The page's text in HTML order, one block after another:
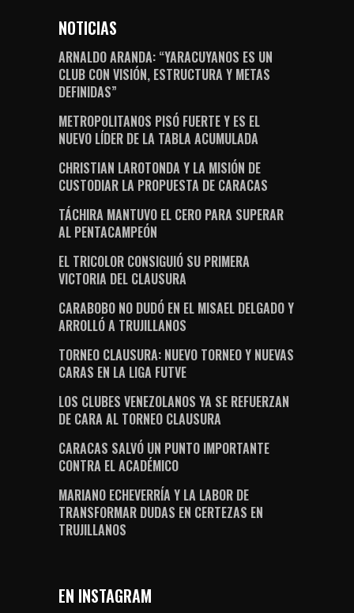
NOTICIAS
ARNALDO ARANDA: “YARACUYANOS ES UN
CLUB CON VISIÓN, ESTRUCTURA Y METAS
DEFINIDAS”
METROPOLITANOS PISÓ FUERTE Y ES EL
NUEVO LÍDER DE LA TABLA ACUMULADA
CHRISTIAN LAROTONDA Y LA MISIÓN DE
CUSTODIAR LA PROPUESTA DE CARACAS
TÁCHIRA MANTUVO EL CERO PARA SUPERAR
AL PENTACAMPEÓN
EL TRICOLOR CONSIGUIÓ SU PRIMERA
VICTORIA DEL CLAUSURA
CARABOBO NO DUDÓ EN EL MISAEL DELGADO Y
ARROLLÓ A TRUJILLANOS
TORNEO CLAUSURA: NUEVO TORNEO Y NUEVAS
CARAS EN LA LIGA FUTVE
LOS CLUBES VENEZOLANOS YA SE REFUERZAN
DE CARA AL TORNEO CLAUSURA
CARACAS SALVÓ UN PUNTO IMPORTANTE
CONTRA EL ACADÉMICO
MARIANO ECHEVERRÍA Y LA LABOR DE
TRANSFORMAR DUDAS EN CERTEZAS EN
TRUJILLANOS
EN INSTAGRAM